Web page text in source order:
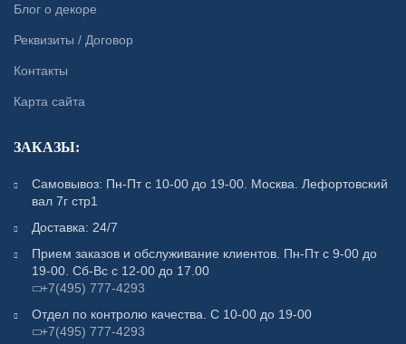
Блог о декоре
Реквизиты / Договор
Контакты
Карта сайта
ЗАКАЗЫ:
Самовывоз: Пн-Пт с 10-00 до 19-00. Москва. Лефортовский
вал 7г стр1
Доставка: 24/7
Прием заказов и обслуживание клиентов. Пн-Пт с 9-00 до
19-00. Сб-Вс с 12-00 до 17.00
+7(495) 777-4293
Отдел по контролю качества. С 10-00 до 19-00
+7(495) 777-4293